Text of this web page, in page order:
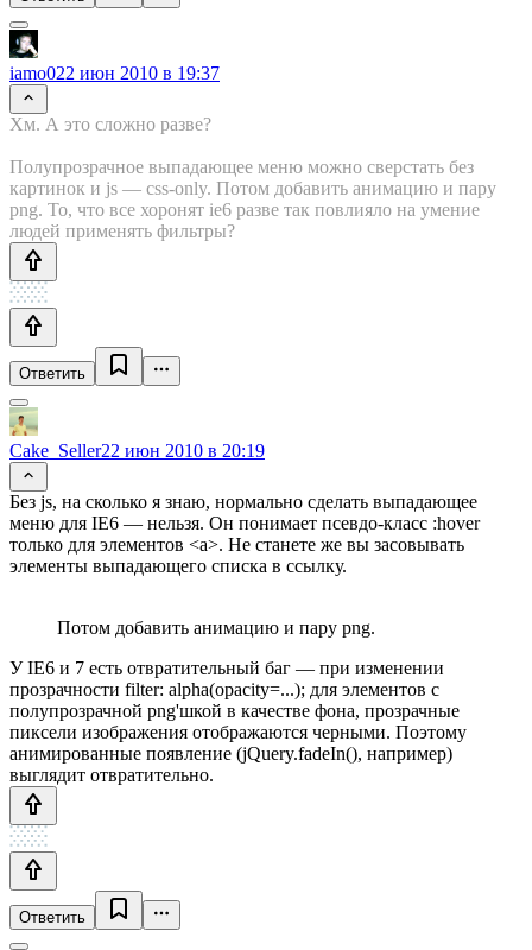
iamo022 июн 2010 в 19:37
Хм. А это сложно разве?
Полупрозрачное выпадающее меню можно сверстать без
картинок и js — css-only. Потом добавить анимацию и пару
png. То, что все хоронят ie6 разве так повлияло на умение
людей применять фильтры?
Ответить
Cake_Seller22 июн 2010 в 20:19
Без js, на сколько я знаю, нормально сделать выпадающее
меню для IE6 — нельзя. Он понимает псевдо-класс :hover
только для элементов <a>. Не станете же вы засовывать
элементы выпадающего списка в ссылку.
Потом добавить анимацию и пару png.
У IE6 и 7 есть отвратительный баг — при изменении
прозрачности filter: alpha(opacity=...); для элементов с
полупрозрачной png'шкой в качестве фона, прозрачные
пиксели изображения отображаются черными. Поэтому
анимированные появление (jQuery.fadeIn(), например)
выглядит отвратительно.
Ответить